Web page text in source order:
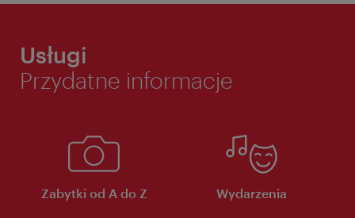
Usługi
Przydatne informacje
Zabytki od A do Z Wydarzenia